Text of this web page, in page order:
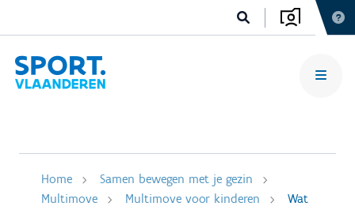
Home
Samen bewegen met je gezin
Multimove
Multimove voor kinderen
Wat